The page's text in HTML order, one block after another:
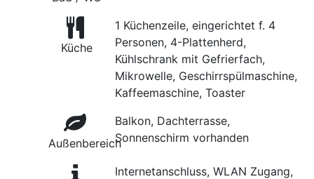
Küche
1 Küchenzeile, eingerichtet f. 4
Personen, 4-Plattenherd,
Kühlschrank mit Gefrierfach,
Mikrowelle, Geschirrspülmaschine,
Kaffeemaschine, Toaster
Außenbereich
Balkon, Dachterrasse,
Sonnenschirm vorhanden
Internetanschluss, WLAN Zugang,